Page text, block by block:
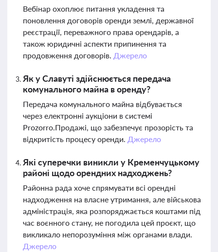
Вебінар охоплює питання укладення та
поновлення договорів оренди землі, державної
реєстрації, переважного права орендарів, а
також юридичні аспекти припинення та
продовження договорів. Джерело
Як у Славуті здійснюється передача
комунального майна в оренду?
Передача комунального майна відбувається
через електронні аукціони в системі
Prozorro.Продажі, що забезпечує прозорість та
відкритість процесу оренди. Джерело
Які суперечки виникли у Кременчуцькому
районі щодо орендних надходжень?
Районна рада хоче спрямувати всі орендні
надходження на власне утримання, але військова
адміністрація, яка розпоряджається коштами під
час воєнного стану, не погодила цей проєкт, що
викликало непорозуміння між органами влади.
Джерело